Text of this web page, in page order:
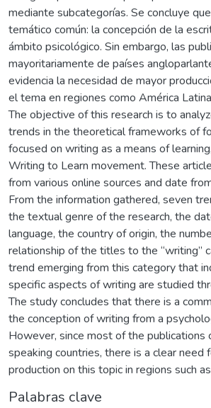
mediante subcategorías. Se concluye
temático común: la concepción de la
ámbito psicológico. Sin embargo, las
mayoritariamente de países
evidencia la necesidad de mayor
el tema en regiones como América
The objective of this research is to
trends in the theoretical frameworks of
focused on writing as a means of
Writing to Learn movement. These
from various online sources and date
From the information gathered, seven
the textual genre of the research, the
language, the country of origin, the
relationship of the titles to the “writing”
trend emerging from this category that
specific aspects of writing are studied
The study concludes that there is a
the conception of writing from a
However, since most of the publications
speaking countries, there is a clear need
production on this topic in regions such
Palabras clave